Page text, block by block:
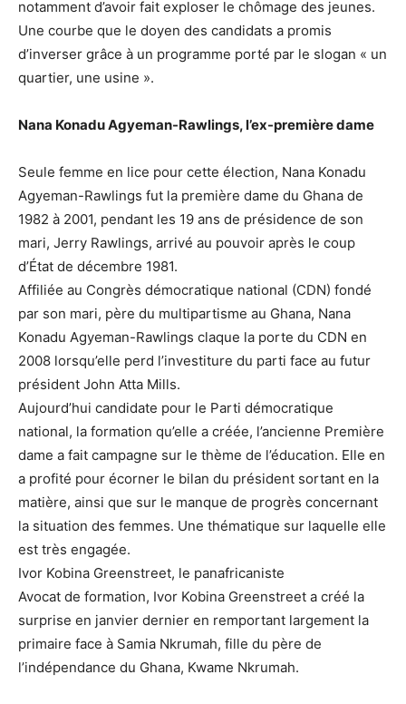
notamment d’avoir fait exploser le chômage des jeunes.
Une courbe que le doyen des candidats a promis
d’inverser grâce à un programme porté par le slogan « un
quartier, une usine ».
Nana Konadu Agyeman-Rawlings, l’ex-première dame
Seule femme en lice pour cette élection, Nana Konadu
Agyeman-Rawlings fut la première dame du Ghana de
1982 à 2001, pendant les 19 ans de présidence de son
mari, Jerry Rawlings, arrivé au pouvoir après le coup
d’État de décembre 1981.
Affiliée au Congrès démocratique national (CDN) fondé
par son mari, père du multipartisme au Ghana, Nana
Konadu Agyeman-Rawlings claque la porte du CDN en
2008 lorsqu’elle perd l’investiture du parti face au futur
président John Atta Mills.
Aujourd’hui candidate pour le Parti démocratique
national, la formation qu’elle a créée, l’ancienne Première
dame a fait campagne sur le thème de l’éducation. Elle en
a profité pour écorner le bilan du président sortant en la
matière, ainsi que sur le manque de progrès concernant
la situation des femmes. Une thématique sur laquelle elle
est très engagée.
Ivor Kobina Greenstreet, le panafricaniste
Avocat de formation, Ivor Kobina Greenstreet a créé la
surprise en janvier dernier en remportant largement la
primaire face à Samia Nkrumah, fille du père de
l’indépendance du Ghana, Kwame Nkrumah.